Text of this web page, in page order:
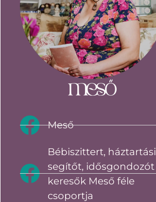
Meső
Bébiszittert, háztartási
segítőt, idősgondozót
keresők Meső féle
csoportja